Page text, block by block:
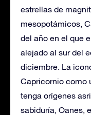
estrellas de
mesopotámicos,
del año en el que
alejado al sur del
diciembre. La
Capricornio como
tenga orígenes
sabiduría, Oanes,